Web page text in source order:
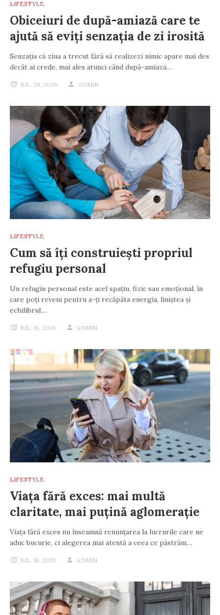
LIFESTYLE
Obiceiuri de după-amiază care te
ajută să eviți senzația de zi irosită
Senzația că ziua a trecut fără să realizezi nimic apare mai des
decât ai crede, mai ales atunci când după-amiaza…
IUL. 28, 2026 ADMIN
LIFESTYLE
Cum să îți construiești propriul
refugiu personal
Un refugiu personal este acel spațiu, fizic sau emoțional, în
care poți reveni pentru a-ți recăpăta energia, liniștea și
echilibrul.…
IUL. 19, 2026 ADMIN
LIFESTYLE
Viața fără exces: mai multă
claritate, mai puțină aglomerație
Viața fără exces nu înseamnă renunțarea la lucrurile care ne
aduc bucurie, ci alegerea mai atentă a ceea ce păstrăm…
IUL. 18, 2026 ADMIN